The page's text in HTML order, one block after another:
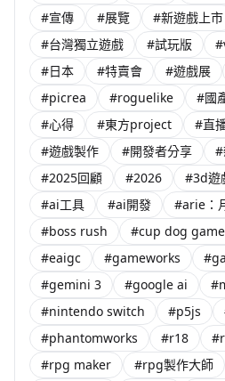
#宣傳
#展覽 #新遊戲上市
#台灣獨立遊戲
#試玩版
#日本
#特賣會 #遊戲展
#picrea
#roguelike #國
#心得
#東方project #直
#遊戲製作
#開發者分享 #
#2025回顧
#2026 #3d遊
#ai工具
#ai開發 #arie：
#boss rush
#cup dog
#eaigc
#gameworks
#gemini 3
#google ai
#nintendo switch
#p5js
#phantomworks
#r18
#rpg maker
#rpg製作大師